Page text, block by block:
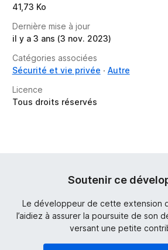
41,73 Ko
Dernière mise à jour
il y a 3 ans (3 nov. 2023)
Catégories associées
Sécurité et vie privée
Autre
Licence
Tous droits réservés
Soutenir ce
Le développeur de cette extension
l’aidiez à assurer la poursuite de son
versant une petite